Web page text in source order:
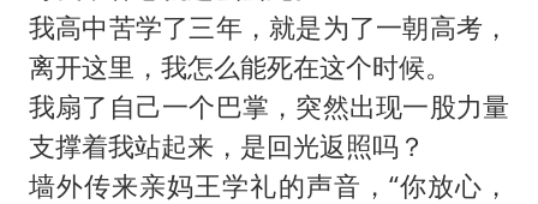
我高中苦学了三年，就是为了一朝高考，
离开这里，我怎么能死在这个时候。
我扇了自己一个巴掌，突然出现一股力量
支撑着我站起来，是回光返照吗？
墙外传来亲妈王学礼的声音，“你放心，